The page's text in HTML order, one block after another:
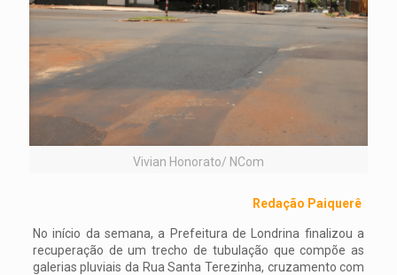
Vivian Honorato/ NCom
Redação Paiquerê
No início da semana, a Prefeitura de Londrina finalizou a
recuperação de um trecho de tubulação que compõe as
galerias pluviais da Rua Santa Terezinha, cruzamento com